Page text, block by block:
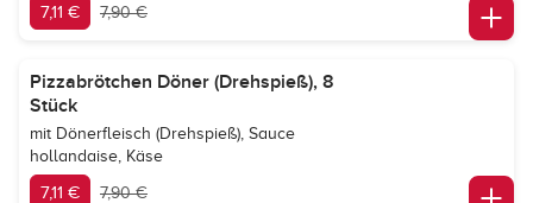
7,11 € 7,90 €
Pizzabrötchen Döner (Drehspieß), 8
Stück
mit Dönerfleisch (Drehspieß), Sauce
hollandaise, Käse
7,11 € 7,90 €